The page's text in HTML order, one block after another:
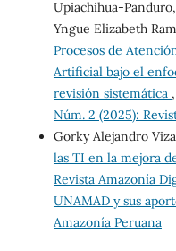
Upiachihua-
Yngue Elizabeth
Procesos de
Artificial bajo el
revisión sistemática ,
Núm. 2 (2025):
Gorky Alejandro
las TI en la mejora
Revista Amazonía
UNAMAD y sus
Amazonía Peruana